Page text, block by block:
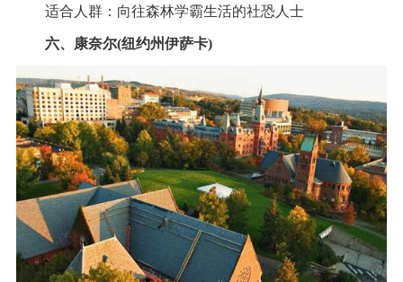
适合人群：向往森林学霸生活的社恐人士
六、康奈尔(纽约州伊萨卡)